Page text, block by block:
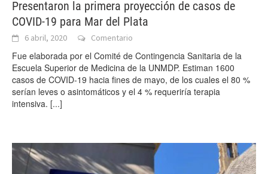
Presentaron la primera proyección de casos de
COVID-19 para Mar del Plata
6 abril, 2020 Comentario
Fue elaborada por el Comité de Contingencia Sanitaria de la
Escuela Superior de Medicina de la UNMDP. Estiman 1600
casos de COVID-19 hacia fines de mayo, de los cuales el 80 %
serían leves o asintomáticos y el 4 % requeriría terapia
intensiva. [...]